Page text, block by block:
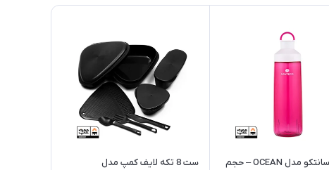
قمقمه سانتکو مدل OCEAN – حجم
ست 8 تکه لایف کمپ مدل